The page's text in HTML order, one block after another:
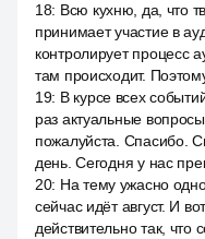
18: Всю кухню, да, что
принимает участие в
контролирует процесс
там происходит.
19: В курсе всех
раз актуальные
пожалуйста. Спасибо.
день. Сегодня у нас
20: На тему ужасно
сейчас идёт август. И
действительно так, что